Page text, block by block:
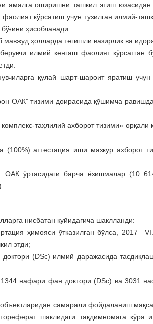
амалга оширишни ташкил этиш юзасидан
кўрсатиш учун тузилган илмий-
ҳисобланади.
ҳолларда тегишли вазирлик ва
илмий кенгаш фаолият кўрсатган
қулай шарт-шароит яратиш учун
ОАК” тизими доирасида қўшимча
таҳлилий ахборот тизими» орқали
аттестация иши мазкур ахборот
ўртасидаги барча ёзишмалар (10
нисбатан қуйидагича шаклланди:
ҳимояси ўтказилган бўлса, 2017–
этди;
(DSc) илмий даражасида
нафари фан доктори (DSc) ва 3031
самарали фойдаланиш
шаклидаги тақдимномага кўра